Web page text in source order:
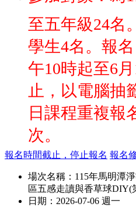
至五年級24名
學生4名。報
午10時起至6
止，以電腦抽
日課程重複報
次。
報名時間截止，停止報名 報名
場次名稱： 115年馬明潭
區五感走讀與香草球DIY(
日期： 2026-07-06 週一